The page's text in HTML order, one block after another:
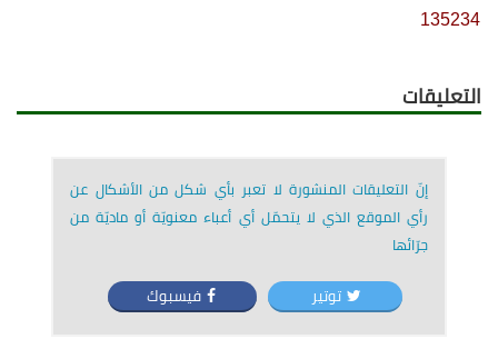
135234
التعليقات
إنّ التعليقات المنشورة لا تعبر بأي شكل من الأشكال عن
رأي الموقع الذي لا يتحمّل أي أعباء معنويّة أو ماديّة من
جرّائها
توتير فيسبوك